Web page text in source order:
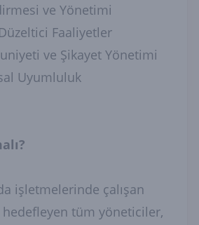
ve Yönetimi
Faaliyetler
ve Şikayet Yönetimi
Uyumluluk
işletmelerinde çalışan
hedefleyen tüm yöneticiler,